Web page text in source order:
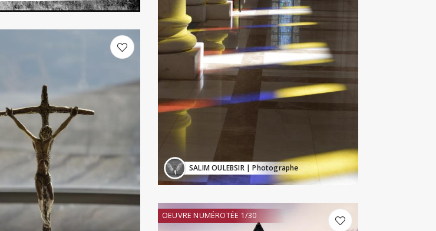
SALIM OULEBSIR| Photographe
OEUVRE NUMÉROTÉE 1/30